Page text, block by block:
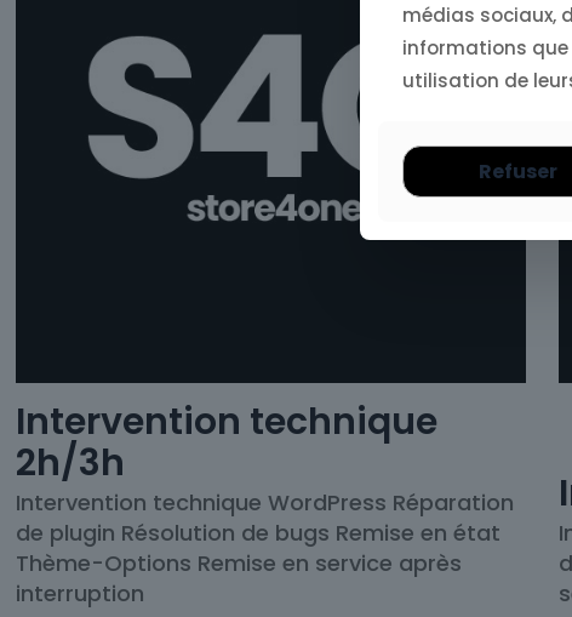
Intervention technique
2h/3h
Intervention technique WordPress Réparation
de plugin Résolution de bugs Remise en état
Thème-Options Remise en service après
interruption
médias sociaux,
informations que
utilisation de
Refuser